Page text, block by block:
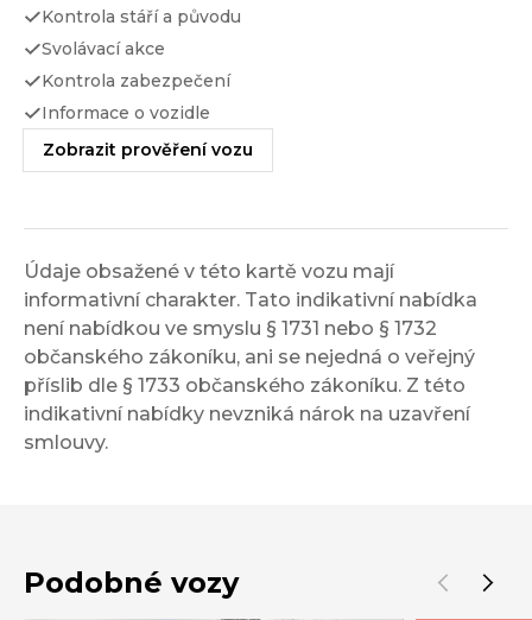
Kontrola stáří a původu
Svolávací akce
Kontrola zabezpečení
Informace o vozidle
Zobrazit prověření vozu
Údaje obsažené v této kartě vozu mají
informativní charakter. Tato indikativní nabídka
není nabídkou ve smyslu § 1731 nebo § 1732
občanského zákoníku, ani se nejedná o veřejný
příslib dle § 1733 občanského zákoníku. Z této
indikativní nabídky nevzniká nárok na uzavření
smlouvy.
Podobné vozy